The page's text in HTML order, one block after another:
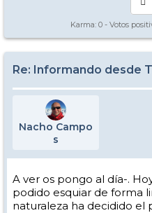
Karma: 0 - Votos
Re: Informando desde
Nacho Campo
s
A ver os pongo al día-.
podido esquiar de forma
naturaleza ha decidido el